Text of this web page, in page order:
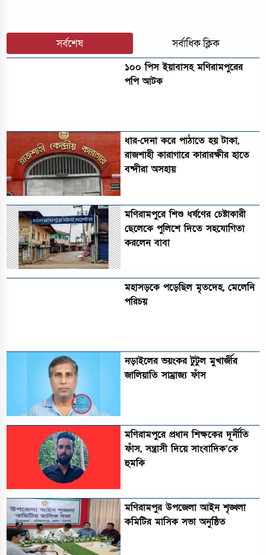
সর্বশেষ সর্বাধিক ক্লিক
১০০ পিস ইয়াবাসহ মণিরামপুরের
পপি আটক
ধার-দেনা করে পাঠাতে হয় টাকা,
রাজশাহী কারাগারে কারারক্ষীর হাতে
বন্দীরা অসহায়
মণিরামপুরে শিশু ধর্ষণের চেষ্টাকারী
ছেলেকে পুলিশে দিতে সহযোগিতা
করলেন বাবা
মহাসড়কে পড়েছিল মৃতদেহ, মেলেনি
পরিচয়
নড়াইলের ভয়ংকর টুটুল মুখার্জীর
জালিয়াতি সাম্রাজ্য ফাঁস
মণিরামপুরে প্রধান শিক্ষকের দূর্নীতি
ফাঁস, সন্ত্রাসী দিয়ে সাংবাদিক’কে
হুমকি
মণিরামপুর উপজেলা আইন শৃঙ্খলা
কমিটির মাসিক সভা অনুষ্ঠিত‎‎